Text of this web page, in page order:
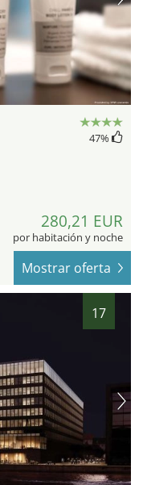
47%
280,21 EUR
por habitación y noche
Mostrar oferta
17